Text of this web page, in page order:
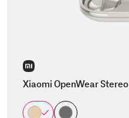
Xiaomi OpenWear Stereo